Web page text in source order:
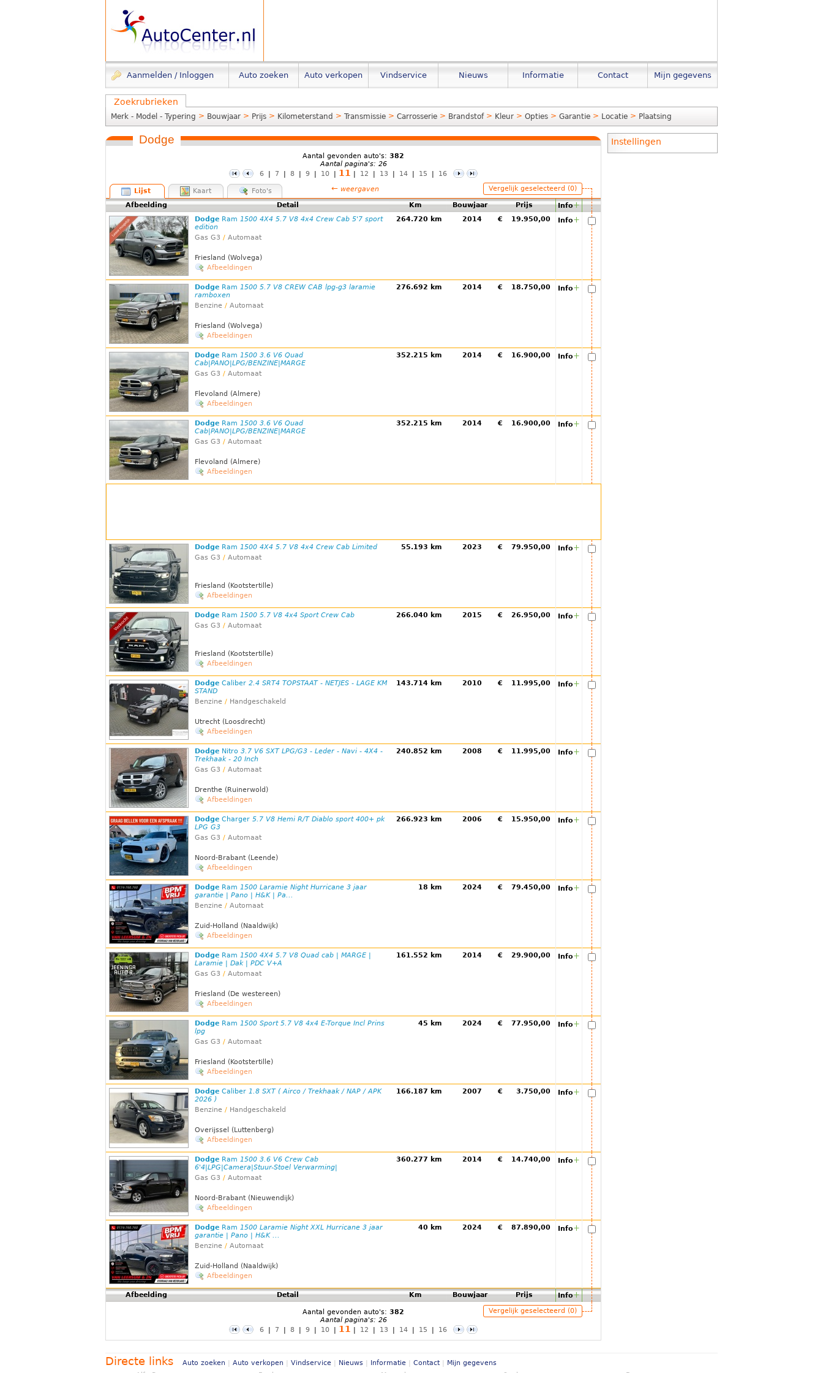
Aanmelden / Inloggen Auto zoeken Auto verkopen Vindservice Nieuws Informatie Contact Mijn gegevens
Zoekrubrieken
Merk - Model - Typering > Bouwjaar > Prijs > Kilometerstand > Transmissie > Carrosserie > Brandstof > Kleur > Opties > Garantie > Locatie > Plaatsing
Dodge
Aantal gevonden auto's: 382
Aantal pagina's: 26
6
| 7 | 8 | 9 | 10 | 11 | 12 | 13 | 14 | 15 | 16
Lijst Kaart Foto's ← weergaven Vergelijk geselecteerd (0)
Afbeelding Detail Km Bouwjaar Prijs Info+
Dodge Ram 1500 4X4 5.7 V8 4x4 Crew Cab 5'7 sport
edition
Gas G3 / Automaat
Friesland (Wolvega)
Afbeeldingen
264.720 km 2014 € 19.950,00 Info+
Dodge Ram 1500 5.7 V8 CREW CAB lpg-g3 laramie
ramboxen
Benzine / Automaat
Friesland (Wolvega)
Afbeeldingen
276.692 km 2014 € 18.750,00 Info+
Dodge Ram 1500 3.6 V6 Quad
Cab|PANO|LPG/BENZINE|MARGE
Gas G3 / Automaat
Flevoland (Almere)
Afbeeldingen
352.215 km 2014 € 16.900,00 Info+
Dodge Ram 1500 3.6 V6 Quad
Cab|PANO|LPG/BENZINE|MARGE
Gas G3 / Automaat
Flevoland (Almere)
Afbeeldingen
352.215 km 2014 € 16.900,00 Info+
Dodge Ram 1500 4X4 5.7 V8 4x4 Crew Cab Limited
Gas G3 / Automaat
Friesland (Kootstertille)
Afbeeldingen
55.193 km 2023 € 79.950,00 Info+
Dodge Ram 1500 5.7 V8 4x4 Sport Crew Cab
Gas G3 / Automaat
Friesland (Kootstertille)
Afbeeldingen
266.040 km 2015 € 26.950,00 Info+
Dodge Caliber 2.4 SRT4 TOPSTAAT - NETJES - LAGE KM
STAND
Benzine / Handgeschakeld
Utrecht (Loosdrecht)
Afbeeldingen
143.714 km 2010 € 11.995,00 Info+
Dodge Nitro 3.7 V6 SXT LPG/G3 - Leder - Navi - 4X4 -
Trekhaak - 20 Inch
Gas G3 / Automaat
Drenthe (Ruinerwold)
Afbeeldingen
240.852 km 2008 € 11.995,00 Info+
Dodge Charger 5.7 V8 Hemi R/T Diablo sport 400+ pk
LPG G3
Gas G3 / Automaat
Noord-Brabant (Leende)
Afbeeldingen
266.923 km 2006 € 15.950,00 Info+
Dodge Ram 1500 Laramie Night Hurricane 3 jaar
garantie | Pano | H&K | Pa...
Benzine / Automaat
Zuid-Holland (Naaldwijk)
Afbeeldingen
18 km 2024 € 79.450,00 Info+
Dodge Ram 1500 4X4 5.7 V8 Quad cab | MARGE |
Laramie | Dak | PDC V+A
Gas G3 / Automaat
Friesland (De westereen)
Afbeeldingen
161.552 km 2014 € 29.900,00 Info+
Dodge Ram 1500 Sport 5.7 V8 4x4 E-Torque Incl Prins
lpg
Gas G3 / Automaat
Friesland (Kootstertille)
Afbeeldingen
45 km 2024 € 77.950,00 Info+
Dodge Caliber 1.8 SXT ( Airco / Trekhaak / NAP / APK
2026 )
Benzine / Handgeschakeld
Overijssel (Luttenberg)
Afbeeldingen
166.187 km 2007 € 3.750,00 Info+
Dodge Ram 1500 3.6 V6 Crew Cab
6'4|LPG|Camera|Stuur-Stoel Verwarming|
Gas G3 / Automaat
Noord-Brabant (Nieuwendijk)
Afbeeldingen
360.277 km 2014 € 14.740,00 Info+
Dodge Ram 1500 Laramie Night XXL Hurricane 3 jaar
garantie | Pano | H&K ...
Benzine / Automaat
Zuid-Holland (Naaldwijk)
Afbeeldingen
40 km 2024 € 87.890,00 Info+
Afbeelding Detail Km Bouwjaar Prijs Info+
Aantal gevonden auto's: 382
Aantal pagina's: 26
6
| 7 | 8 | 9 | 10 | 11 | 12 | 13 | 14 | 15 | 16
Vergelijk geselecteerd (0)
Instellingen
Directe links Auto zoeken | Auto verkopen | Vindservice | Nieuws | Informatie | Contact | Mijn gegevens